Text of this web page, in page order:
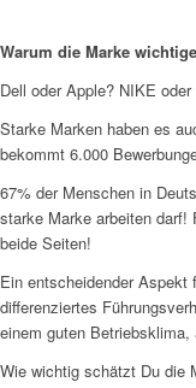
Warum die Marke
Dell oder Apple? NIKE
Starke Marken haben es
bekommt 6.000
67% der Menschen in
starke Marke arbeiten darf!
beide Seiten!
Ein entscheidender Aspekt
differenziertes
einem guten
Wie wichtig schätzt Du die